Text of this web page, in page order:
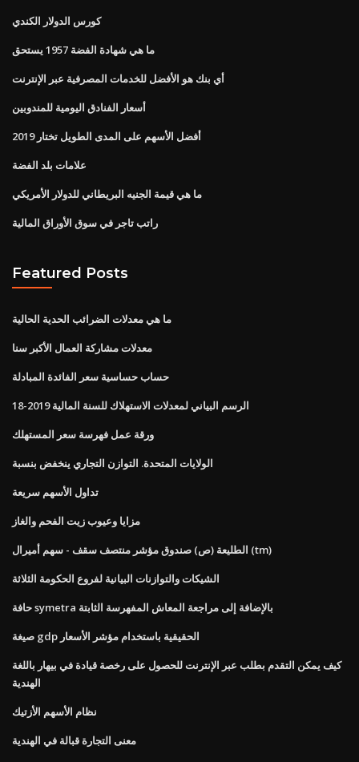
كورس الدولار الكندي
ما هي شهادة الفضة 1957 يستحق
أي بنك هو الأفضل للخدمات المصرفية عبر الإنترنت
أسعار الفنادق اليومية للمندوبين
أفضل الأسهم على المدى الطويل تختار 2019
علامات بلد الفضة
ما هي قيمة الجنيه البريطاني للدولار الأمريكي
راتب تاجر في سوق الأوراق المالية
Featured Posts
ما هي معدلات الضرائب الحدية الحالية
معدلات مشاركة العمال الأكبر سنا
حساب حساسية سعر الفائدة المبادلة
الرسم البياني لمعدلات الاستهلاك للسنة المالية 2019-18
ورقة عمل فهرسة سعر المستهلك
الولايات المتحدة. التوازن التجاري ينخفض ​​بنسبة
تداول الأسهم سريعة
مزايا وعيوب زيت الفحم والغاز
الطليعة (ص) صندوق مؤشر منتصف سقف - سهم أميرال (tm)
الشيكات والتوازنات البيانية لفروع الحكومة الثلاثة
حافة symetra بالإضافة إلى مراجعة المعاش المفهرسة الثابتة
صيغة gdp الحقيقية باستخدام مؤشر الأسعار
كيف يمكن التقدم بطلب عبر الإنترنت للحصول على رخصة قيادة في بيهار باللغة
الهندية
نظام الأسهم الأزتيك
معنى التجارة قبالة في الهندية